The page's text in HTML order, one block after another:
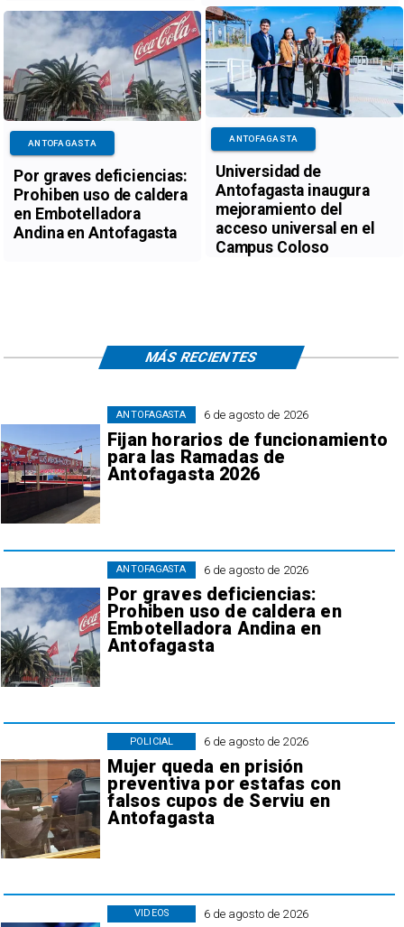
Por graves deficiencias:
Prohiben uso de caldera
en Embotelladora
Andina en Antofagasta
ANTOFAGASTA
Universidad de
Antofagasta inaugura
mejoramiento del
acceso universal en el
Campus Coloso
ANTOFAGASTA
6 de agosto de 2026
Fijan horarios de funcionamiento
para las Ramadas de
Antofagasta 2026
ANTOFAGASTA
6 de agosto de 2026
Por graves deficiencias:
Prohiben uso de caldera en
Embotelladora Andina en
Antofagasta
ANTOFAGASTA
6 de agosto de 2026
Mujer queda en prisión
preventiva por estafas con
falsos cupos de Serviu en
Antofagasta
POLICIAL
6 de agosto de 2026
VIDEOS
MÁS RECIENTES